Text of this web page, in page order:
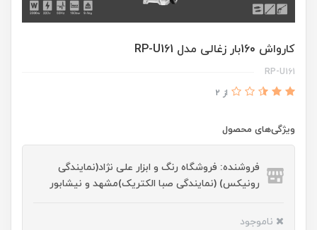
کارواش 160بار زغالی مدل RP-U161
RP-U161
از 2
ویژگی‌های محصول
فروشنده: فروشگاه رنگ و ابزار علی نژاد(نمایندگی
رونیکس) (نمایندگی صبا الکتریک)مشهد و نیشابور
ناموجود